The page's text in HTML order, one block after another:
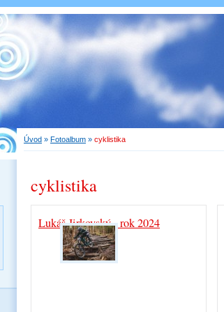
Úvod » Fotoalbum » cyklistika
cyklistika
Lukáš Jirkovský - rok 2024